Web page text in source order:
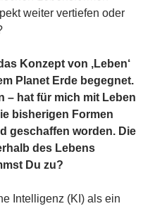
weiter vertiefen oder
Konzept von ‚Leben‘
Planet Erde begegnet.
– hat für mich mit Leben
bisherigen Formen
geschaffen worden. Die
des Lebens
Du zu?
Intelligenz (KI) als ein